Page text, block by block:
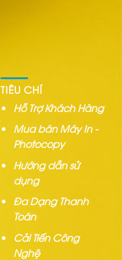
TIÊU CHÍ
Hỗ Trợ Khách Hàng
Mua bán Máy In -
Photocopy
Hướng dẫn sử
dụng
Đa Dạng Thanh
Toán
Cải Tiến Công
Nghệ